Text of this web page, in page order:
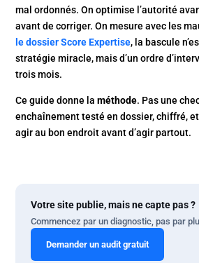
mal ordonnés. On optimise l’autorité
avant de corriger. On mesure avec les
le dossier Score Expertise, la bascule
stratégie miracle, mais d’un ordre
trois mois.
Ce guide donne laméthode. Pas une
enchaînement testé en dossier, chiffré,
agir au bon endroit avant d’agir partout.
Votre site publie, mais ne capte pas ?
Commencez par un diagnostic, pas par
Demander un audit gratuit